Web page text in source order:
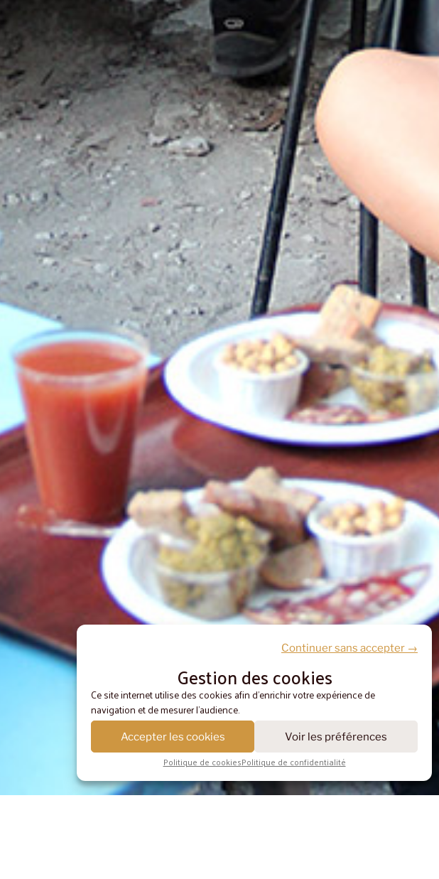
Gestion des cookies
Ce site internet utilise des cookies afin d'enrichir votre expérience de
navigation et de mesurer l'audience.
Accepter les cookies
Continuer sans accepter →
Voir les préférences
Politique de cookiesPolitique de confidentialité